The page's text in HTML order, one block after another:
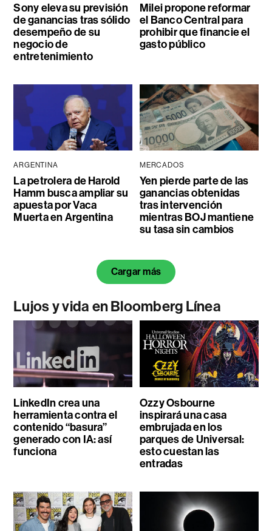
Sony eleva su previsión
de ganancias tras sólido
desempeño de su
negocio de
entretenimiento
Milei propone reformar
el Banco Central para
prohibir que financie el
gasto público
ARGENTINA
La petrolera de Harold
Hamm busca ampliar su
apuesta por Vaca
Muerta en Argentina
MERCADOS
Yen pierde parte de las
ganancias obtenidas
tras intervención
mientras BOJ mantiene
su tasa sin cambios
Cargar más
Lujos y vida en Bloomberg Línea
LinkedIn crea una
herramienta contra el
contenido “basura”
generado con IA: así
funciona
Ozzy Osbourne
inspirará una casa
embrujada en los
parques de Universal:
esto cuestan las
entradas